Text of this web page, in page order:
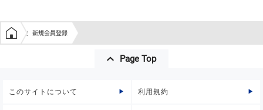
学生の窓口トップ
新規会員登録
Page Top
このサイトについて 利用規約